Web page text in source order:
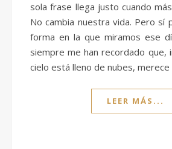
sola frase llega justo cuando
No cambia nuestra vida. Pero sí
forma en la que miramos ese
siempre me han recordado que,
cielo está lleno de nubes, merece
LEER MÁS...